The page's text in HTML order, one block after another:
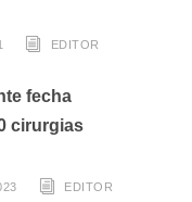
EDITOR
fecha
cirurgias
EDITOR